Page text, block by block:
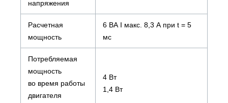
напряжения
Расчетная
мощность
6 ВА I макс. 8,3 А при t = 5
мс
Потребляемая
мощность
во время работы
двигателя
4 Вт
1,4 Вт